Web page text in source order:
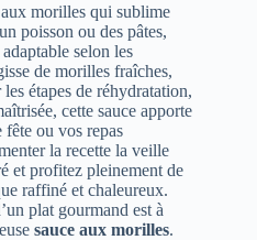
morilles qui sublime
poisson ou des pâtes,
selon les
de morilles fraîches,
étapes de réhydratation,
cette sauce apporte
fête ou vos repas
la recette la veille
et profitez pleinement de
raffiné et chaleureux.
plat gourmand est à
sauce aux morilles.